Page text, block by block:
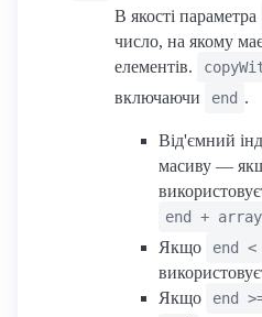
В якості параметра
число, на якому
елементів.
включаючи
end .
Від'ємний
масиву —
end +
Якщо
end
Якщо
end